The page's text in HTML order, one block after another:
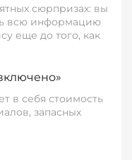
сюрпризах: вы
всю информацию
еще до того, как
в себя стоимость
запасных